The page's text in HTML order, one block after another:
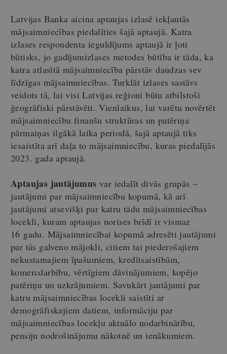
Latvijas Banka aicina aptaujas izlasē iekļautās
mājsaimniecības piedalīties šajā aptaujā. Katra
izlases respondenta ieguldījums aptaujā ir ļoti
būtisks, jo gadījumizlases metodes būtība ir tāda, ka
katra atlasītā mājsaimniecība pārstāv daudzas sev
līdzīgas mājsaimniecības. Turklāt izlases sastāvs
veidots tā, lai visi Latvijas reģioni būtu atbilstoši
ģeogrāfiski pārstāvēti. Vienlaikus, lai varētu novērtēt
mājsaimniecību finanšu struktūras un patēriņa
pārmaiņas ilgākā laika periodā, šajā aptaujā tiks
iesaistīta arī daļa to mājsaimniecību, kuras piedalījās
2023. gada aptaujā.
Aptaujas jautājumus var iedalīt divās grupās –
jautājumi par mājsaimniecību kopumā, kā arī
jautājumi atsevišķi par katru tādu mājsaimniecības
locekli, kuram aptaujas norises brīdī ir vismaz
16 gadu. Mājsaimniecībai kopumā adresēti jautājumi
par tās galveno mājokli, citiem tai piederošajiem
nekustamajiem īpašumiem, kredītsaistībām,
komercdarbību, vērtīgiem dāvinājumiem, kopējo
patēriņu un uzkrājumiem. Savukārt jautājumi par
katru mājsaimniecības locekli saistīti ar
demogrāfiskajiem datiem, informāciju par
mājsaimniecības locekļu aktuālo nodarbinātību,
pensiju nodrošinājumu nākotnē un ienākumiem.